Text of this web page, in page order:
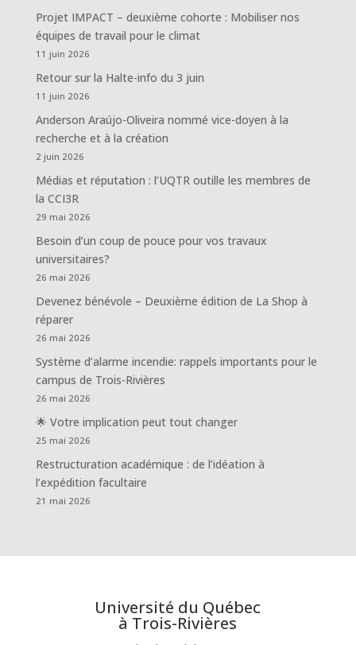
Projet IMPACT – deuxième cohorte : Mobiliser nos
équipes de travail pour le climat
11 juin 2026
Retour sur la Halte-info du 3 juin
11 juin 2026
Anderson Araújo-Oliveira nommé vice-doyen à la
recherche et à la création
2 juin 2026
Médias et réputation : l’UQTR outille les membres de
la CCI3R
29 mai 2026
Besoin d’un coup de pouce pour vos travaux
universitaires?
26 mai 2026
Devenez bénévole – Deuxième édition de La Shop à
réparer
26 mai 2026
Système d’alarme incendie: rappels importants pour le
campus de Trois-Rivières
26 mai 2026
🌟 Votre implication peut tout changer
25 mai 2026
Restructuration académique : de l’idéation à
l’expédition facultaire
21 mai 2026
Université du Québec
à Trois-Rivières